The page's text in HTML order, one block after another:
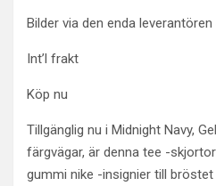
Bilder via den enda
Int’l frakt
Köp nu
Tillgänglig nu i Midnight Navy,
färgvägar, är denna tee -
gummi nike -insignier till